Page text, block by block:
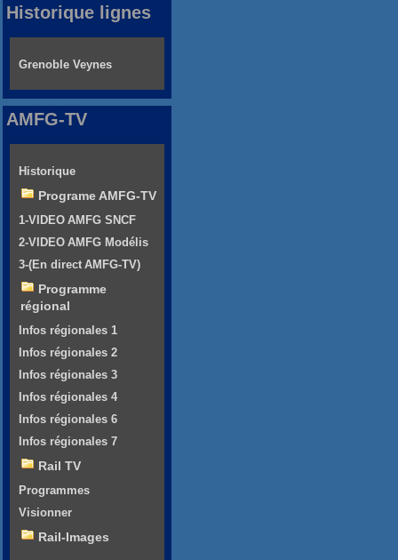
Historique lignes
Grenoble Veynes
AMFG-TV
Historique
Programe AMFG-TV
1-VIDEO AMFG SNCF
2-VIDEO AMFG Modélis
3-(En direct AMFG-TV)
Programme
régional
Infos régionales 1
Infos régionales 2
Infos régionales 3
Infos régionales 4
Infos régionales 6
Infos régionales 7
Rail TV
Programmes
Visionner
Rail-Images